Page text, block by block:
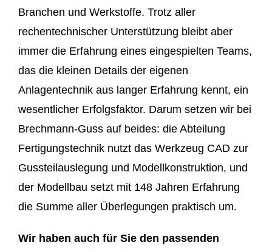
Branchen und Werkstoffe. Trotz aller
rechentechnischer Unterstützung bleibt aber
immer die Erfahrung eines eingespielten Teams,
das die kleinen Details der eigenen
Anlagentechnik aus langer Erfahrung kennt, ein
wesentlicher Erfolgsfaktor. Darum setzen wir bei
Brechmann-Guss auf beides: die Abteilung
Fertigungstechnik nutzt das Werkzeug CAD zur
Gussteilauslegung und Modellkonstruktion, und
der Modellbau setzt mit 148 Jahren Erfahrung
die Summe aller Überlegungen praktisch um.
Wir haben auch für Sie den passenden